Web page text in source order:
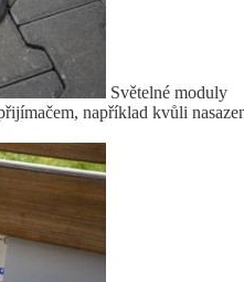
Světelné moduly
například kvůli